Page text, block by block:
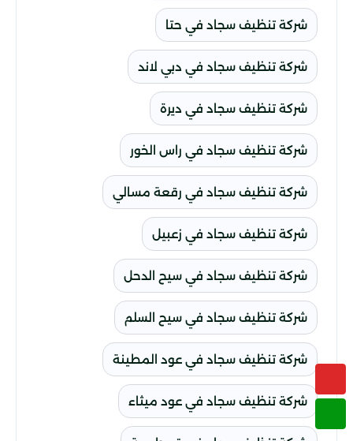
شركة تنظيف سجاد في حتا
شركة تنظيف سجاد في دبي لاند
شركة تنظيف سجاد في ديرة
شركة تنظيف سجاد في راس الخور
شركة تنظيف سجاد في رقعة مسالي
شركة تنظيف سجاد في زعبيل
شركة تنظيف سجاد في سيح الدحل
شركة تنظيف سجاد في سيح السلم
شركة تنظيف سجاد في عود المطينة
شركة تنظيف سجاد في عود ميثاء